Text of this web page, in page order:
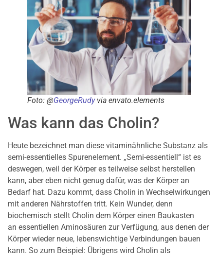
Foto: @GeorgeRudyvia envato.elements
Was kann das Cholin?
Heute bezeichnet man diese vitaminähnliche Substanz als
semi-essentielles Spurenelement. „Semi-essentiell“ ist es
deswegen, weil der Körper es teilweise selbst herstellen
kann, aber eben nicht genug dafür, was der Körper an
Bedarf hat. Dazu kommt, dass Cholin in Wechselwirkungen
mit anderen Nährstoffen tritt. Kein Wunder, denn
biochemisch stellt Cholin dem Körper einen Baukasten
an essentiellen Aminosäuren zur Verfügung, aus denen der
Körper wieder neue, lebenswichtige Verbindungen bauen
kann. So zum Beispiel: Übrigens wird Cholin als